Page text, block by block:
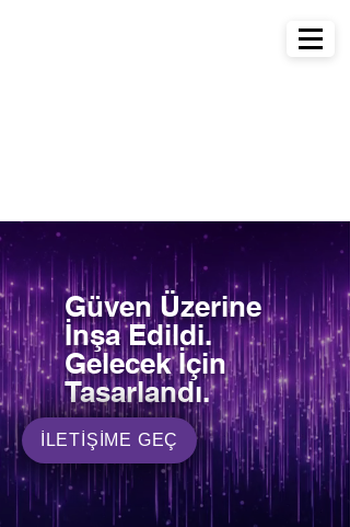
Güven Üzerine
İnşa Edildi.
Gelecek İçin
Tasarlandı.
İLETİŞİME GEÇ